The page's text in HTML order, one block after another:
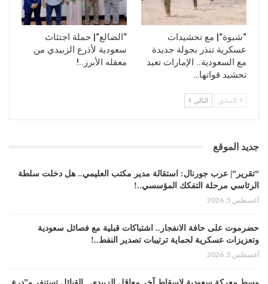
“شبوة“| مع تحشيدات
عسكرية تنذر بجولة جديدة
مع السعودية.. الإمارات تعيد
تحشيد قواتها…
“الضالع“| حملة اجتثاث
سعودية لأذرع الزبيدي من
معقله الأبرز..!
السابق التالي
جديد الموقع
“تقرير“| عرب جورنال: استقالة مدير مكتب العليمي.. هل دخلت سلطة
الرئاسي مرحلة التفكك المؤسسي..!
أغسطس 5, 2026
حضرموت على حافة الانفجار.. اشتباكات قبلية مع فصائل سعودية
وتعزيزات عسكرية لحماية ترتيبات تصدير النفط..!
أغسطس 5, 2026